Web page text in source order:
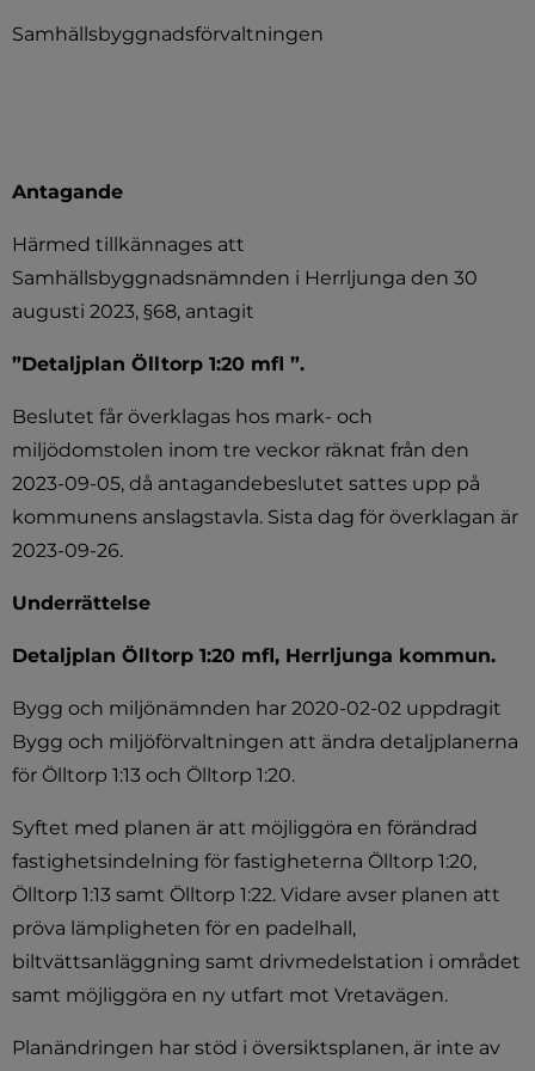
Samhällsbyggnadsförvaltningen
Antagande
Härmed tillkännages att
Samhällsbyggnadsnämnden i Herrljunga den 30
augusti 2023, §68, antagit
”Detaljplan Ölltorp 1:20 mfl ”.
Beslutet får överklagas hos mark- och
miljödomstolen inom tre veckor räknat från den
2023-09-05, då antagandebeslutet sattes upp på
kommunens anslagstavla. Sista dag för överklagan är
2023-09-26.
Underrättelse
Detaljplan Ölltorp 1:20 mfl, Herrljunga kommun.
Bygg och miljönämnden har 2020-02-02 uppdragit
Bygg och miljöförvaltningen att ändra detaljplanerna
för Ölltorp 1:13 och Ölltorp 1:20.
Syftet med planen är att möjliggöra en förändrad
fastighetsindelning för fastigheterna Ölltorp 1:20,
Ölltorp 1:13 samt Ölltorp 1:22. Vidare avser planen att
pröva lämpligheten för en padelhall,
biltvättsanläggning samt drivmedelstation i området
samt möjliggöra en ny utfart mot Vretavägen.
Planändringen har stöd i översiktsplanen, är inte av